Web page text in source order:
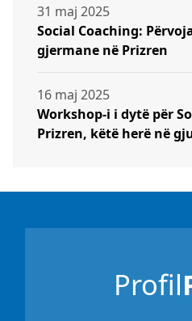
31 maj 2025
Social Coaching:
gjermane në Prizren
16 maj 2025
Workshop-i i dytë për
Prizren, këtë herë në
Profil